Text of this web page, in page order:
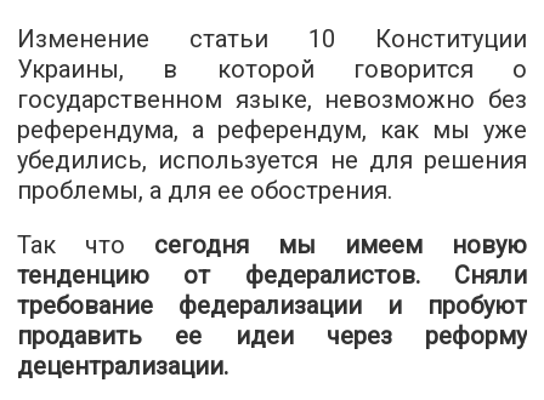
Изменение статьи 10 Конституции
Украины, в которой говорится о
государственном языке, невозможно без
референдума, а референдум, как мы уже
убедились, используется не для решения
проблемы, а для ее обострения.
Так что сегодня мы имеем новую
тенденцию от федералистов. Сняли
требование федерализации и пробуют
продавить ее идеи через реформу
децентрализации.